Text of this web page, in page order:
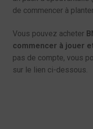
de commencer à
Vous pouvez acheter
commencer à jouer
pas de compte, vous
sur le lien ci-dessous.